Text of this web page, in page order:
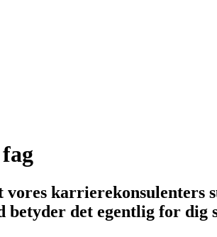
betyder det egentlig for